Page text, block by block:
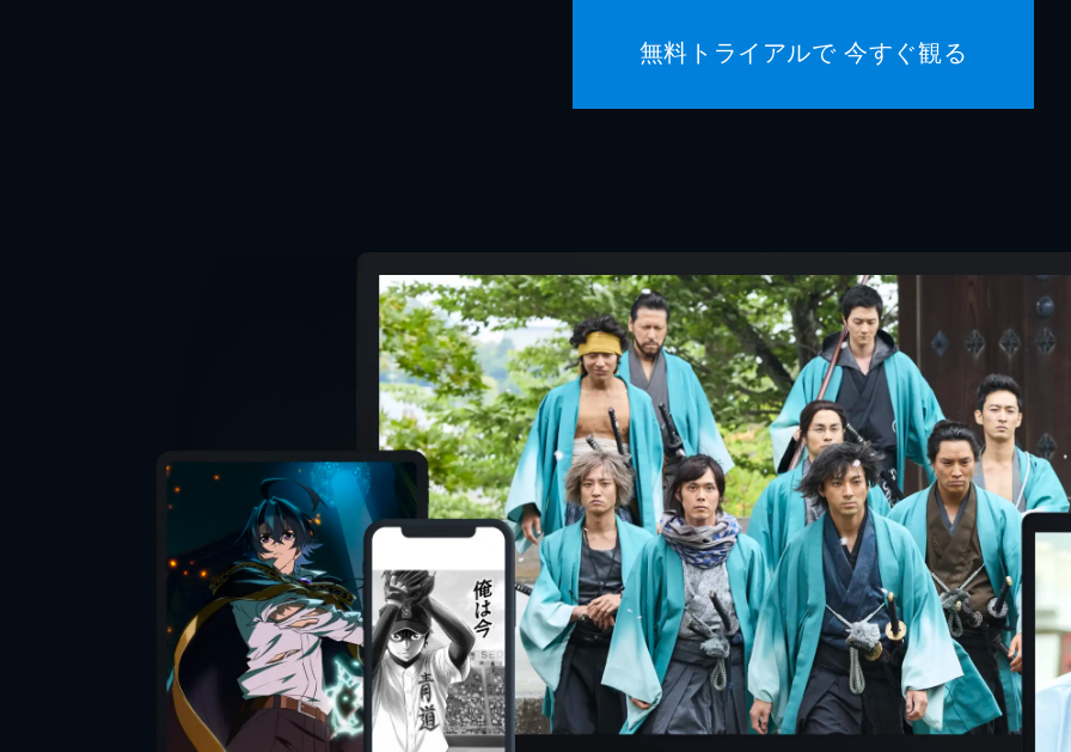
無料トライアルで 今すぐ観る